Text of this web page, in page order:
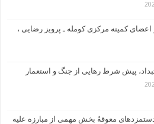
نامه ۱۰ تن از اعضای کمیته مرکزی کومله ـ پرویز رضایی ،
پیش شرط رهایی از جنگ و استعمار
دستمزدهای معوقهُ بخش مهمی از مبارزه علیه